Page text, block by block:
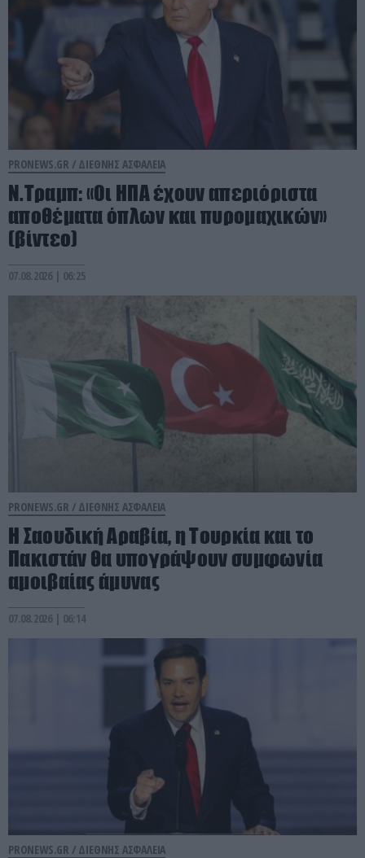
PRONEWS.GR / ΔΙΕΘΝΗΣ ΑΣΦΑΛΕΙΑ
Ν.Τραμπ: «Οι ΗΠΑ έχουν απεριόριστα
αποθέματα όπλων και πυρομαχικών»
(βίντεο)
07.08.2026 | 06:25
PRONEWS.GR / ΔΙΕΘΝΗΣ ΑΣΦΑΛΕΙΑ
Η Σαουδική Αραβία, η Τουρκία και το
Πακιστάν θα υπογράψουν συμφωνία
αμοιβαίας άμυνας
07.08.2026 | 06:14
PRONEWS.GR / ΔΙΕΘΝΗΣ ΑΣΦΑΛΕΙΑ